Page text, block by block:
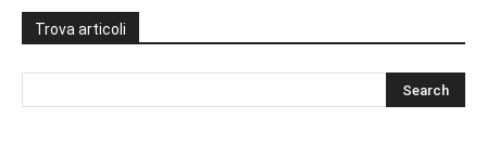
Trova articoli